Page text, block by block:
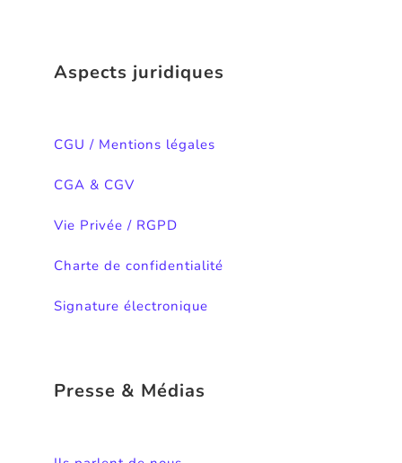
Aspects juridiques
CGU / Mentions légales
CGA & CGV
Vie Privée / RGPD
Charte de confidentialité
Signature électronique
Presse & Médias